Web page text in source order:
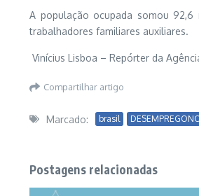
A população ocupada somou
trabalhadores familiares auxiliares.
Vinícius Lisboa – Repórter da
Compartilhar artigo
Marcado: brasil
Postagens relacionadas